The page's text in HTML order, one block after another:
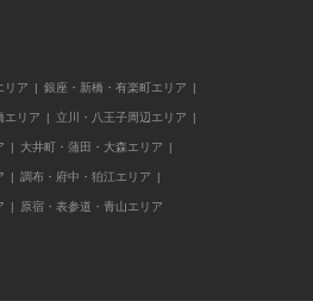
リア 銀座・新橋・有楽町エリア
エリア 立川・八王子周辺エリア
大井町・蒲田・大森エリア
調布・府中・狛江エリア
原宿・表参道・青山エリア